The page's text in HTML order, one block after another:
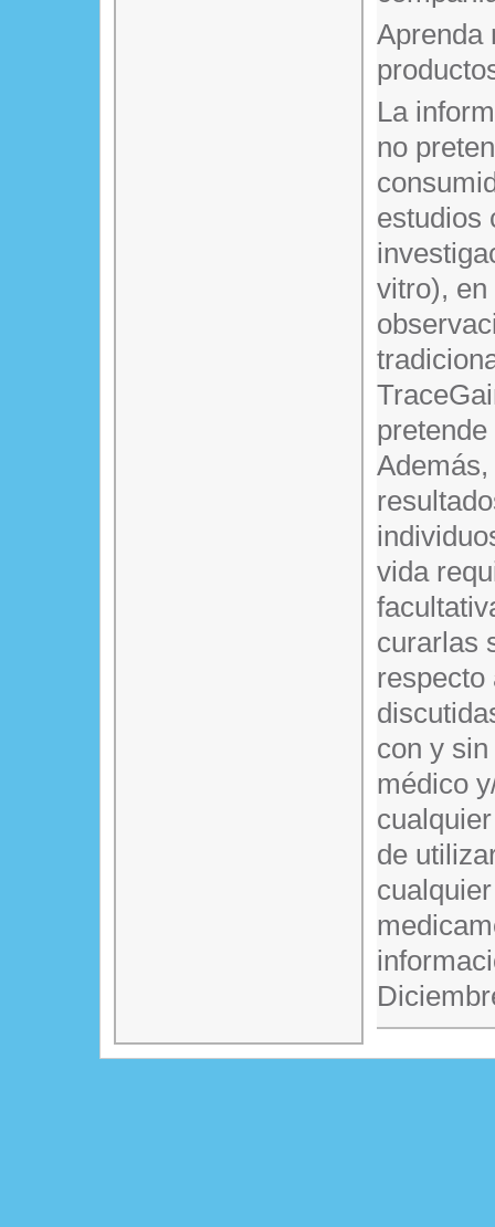
Aprenda
La
no
estudios
vitro), en
vida
curarlas
respecto
con y
médico
de